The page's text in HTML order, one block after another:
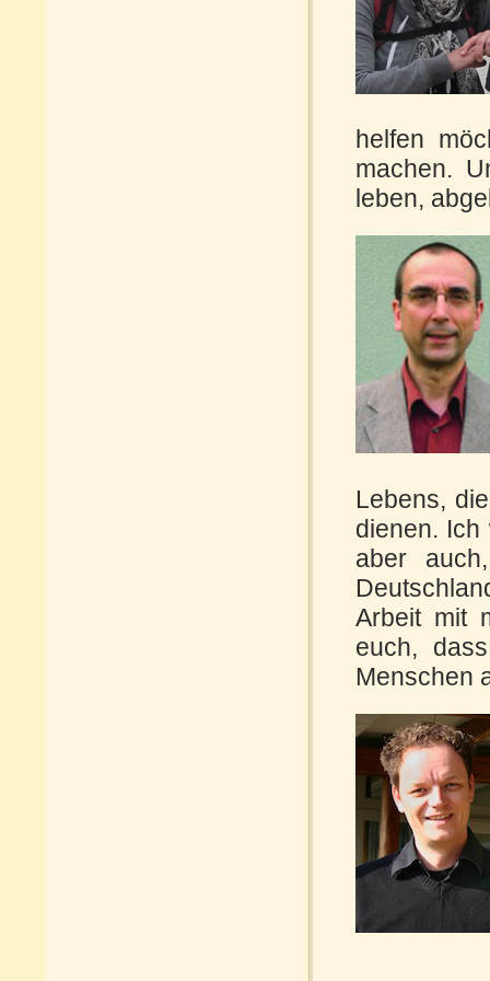
helfen
machen.
leben,
Lebens,
dienen.
aber
Arbeit mit
euch,
Menschen